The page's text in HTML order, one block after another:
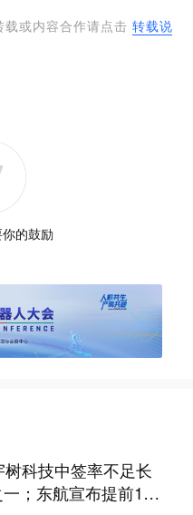
载或内容合作请点击转载说
的鼓励
科技中签率不足长
；东航宣布提前14